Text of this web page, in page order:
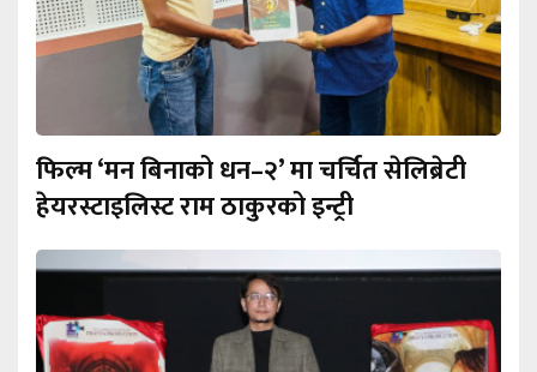
फिल्म ‘मन बिनाको धन–२’ मा चर्चित सेलिब्रेटी
हेयरस्टाइलिस्ट राम ठाकुरको इन्ट्री